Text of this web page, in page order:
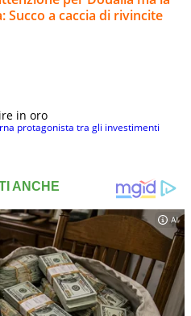
Succo a caccia di rivincite
in oro
protagonista tra gli investimenti